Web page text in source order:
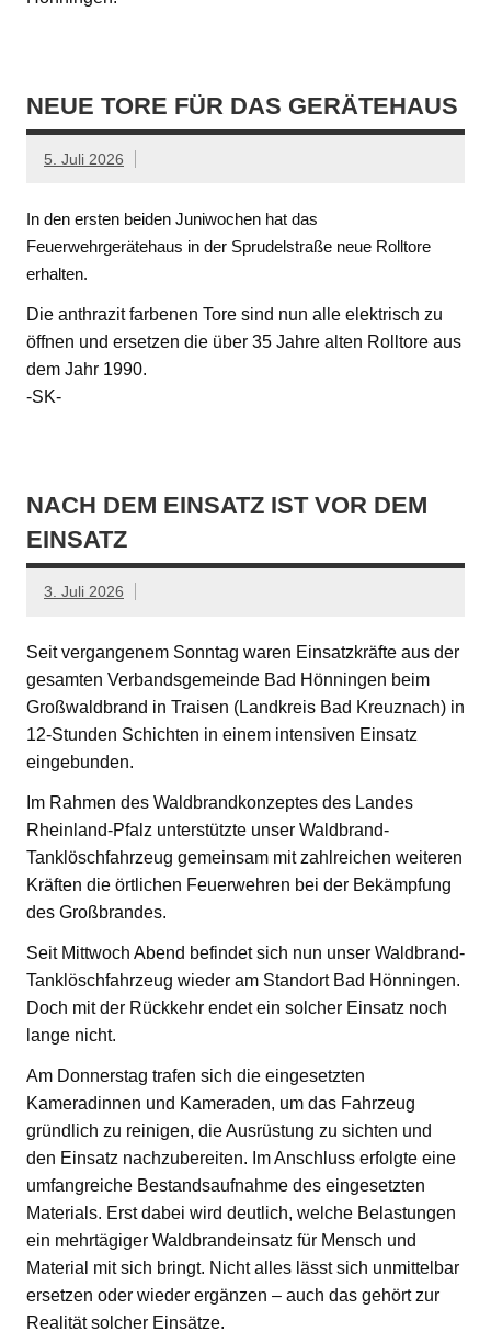
NEUE TORE FÜR DAS GERÄTEHAUS
5. Juli 2026
In den ersten beiden Juniwochen hat das
Feuerwehrgerätehaus in der Sprudelstraße neue Rolltore
erhalten.
Die anthrazit farbenen Tore sind nun alle elektrisch zu
öffnen und ersetzen die über 35 Jahre alten Rolltore aus
dem Jahr 1990.
-SK-
NACH DEM EINSATZ IST VOR DEM
EINSATZ
3. Juli 2026
Seit vergangenem Sonntag waren Einsatzkräfte aus der
gesamten Verbandsgemeinde Bad Hönningen beim
Großwaldbrand in Traisen (Landkreis Bad Kreuznach) in
12-Stunden Schichten in einem intensiven Einsatz
eingebunden.
Im Rahmen des Waldbrandkonzeptes des Landes
Rheinland-Pfalz unterstützte unser Waldbrand-
Tanklöschfahrzeug gemeinsam mit zahlreichen weiteren
Kräften die örtlichen Feuerwehren bei der Bekämpfung
des Großbrandes.
Seit Mittwoch Abend befindet sich nun unser Waldbrand-
Tanklöschfahrzeug wieder am Standort Bad Hönningen.
Doch mit der Rückkehr endet ein solcher Einsatz noch
lange nicht.
Am Donnerstag trafen sich die eingesetzten
Kameradinnen und Kameraden, um das Fahrzeug
gründlich zu reinigen, die Ausrüstung zu sichten und
den Einsatz nachzubereiten. Im Anschluss erfolgte eine
umfangreiche Bestandsaufnahme des eingesetzten
Materials. Erst dabei wird deutlich, welche Belastungen
ein mehrtägiger Waldbrandeinsatz für Mensch und
Material mit sich bringt. Nicht alles lässt sich unmittelbar
ersetzen oder wieder ergänzen – auch das gehört zur
Realität solcher Einsätze.